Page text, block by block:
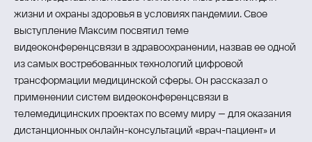
жизни и охраны здоровья в условиях пандемии. Свое
выступление Максим посвятил теме
видеоконференцсвязи в здравоохранении, назвав ее одной
из самых востребованных технологий цифровой
трансформации медицинской сферы. Он рассказал о
применении систем видеоконференцсвязи в
телемедицинских проектах по всему миру – для оказания
дистанционных онлайн-консультаций «врач-пациент» и